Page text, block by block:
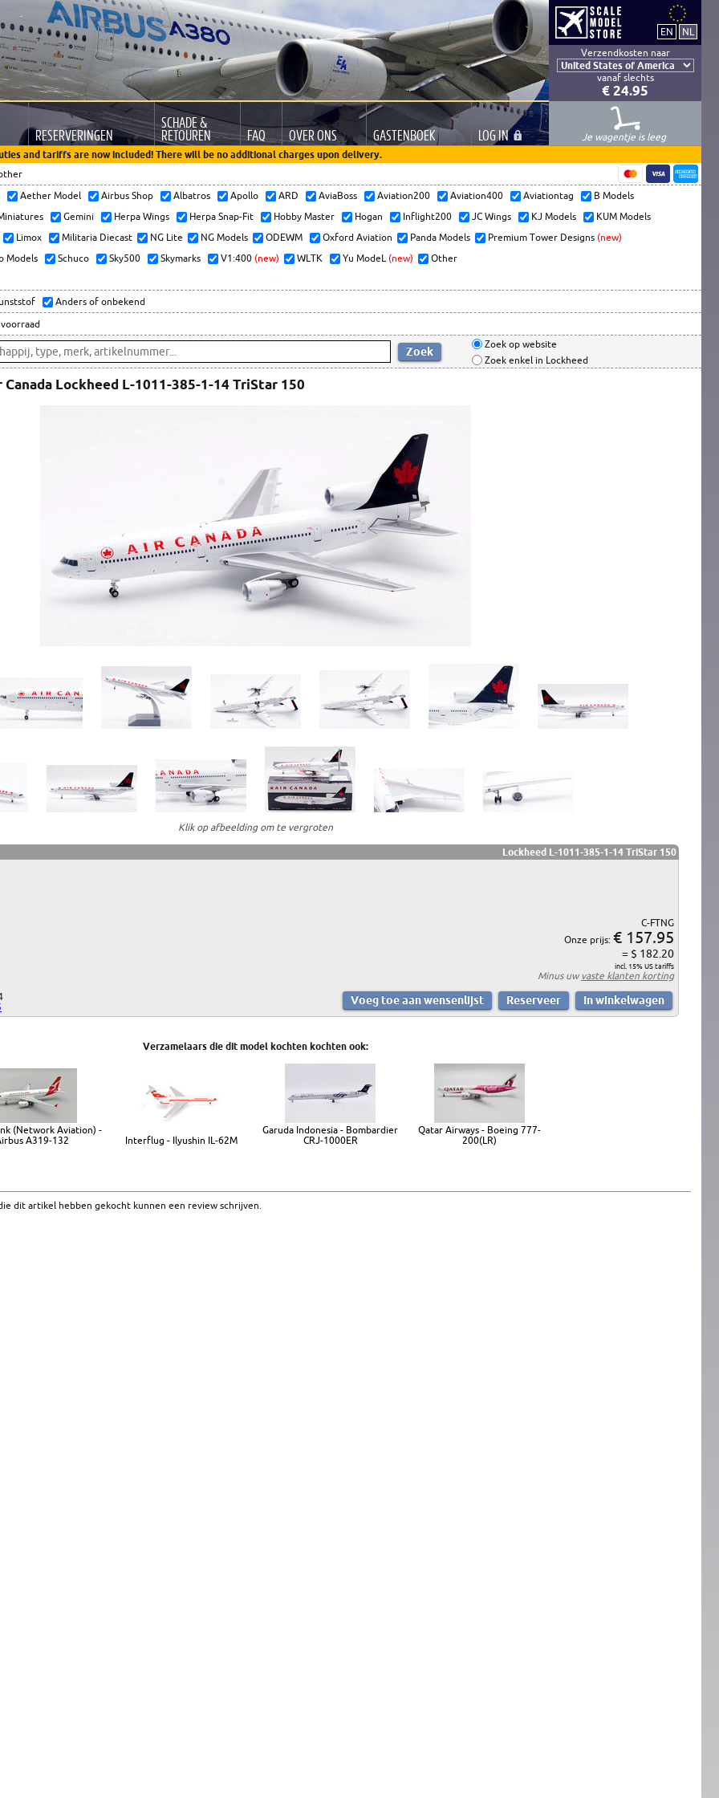
Verzendkosten naar
vanaf slechts
€ 24.95
RESERVERINGEN
SCHADE &
RETOUREN FAQ OVER ONS GASTENBOEK LOGIN
Je wagentje is leeg
and tariffs are now included! There will be no additional charges upon delivery.
Aether Model Airbus Shop Albatros Apollo ARD AviaBoss Aviation200 Aviation400 Aviationtag
B Models
Gemini Herpa Wings Herpa Snap-Fit Hobby Master Hogan Inflight200 JC Wings KJ Models
KUM Models
Limox
Militaria Diecast NG Lite NG Models ODEWM Oxford Aviation Panda Models Premium Tower Designs (new)
Models
Schuco Sky500 Skymarks V1:400 (new) WLTK Yu ModeL (new) Other
Anders of onbekend
Zoek op website
Zoek enkel in Lockheed
Canada Lockheed L-1011-385-1-14 TriStar 150
Klik op afbeelding om te vergroten
Lockheed L-1011-385-1-14 TriStar 150
C-FTNG
Onze prijs: € 157.95
= $ 182.20
incl. 15% US tariffs
Minus uwvaste klanten korting
Verzamelaars die dit model kochten kochten ook:
(Network Aviation) -
A319-132
Interflug - Ilyushin IL-62M
Garuda Indonesia - Bombardier
CRJ-1000ER
Qatar Airways - Boeing 777-
200(LR)
dit artikel hebben gekocht kunnen een review schrijven.